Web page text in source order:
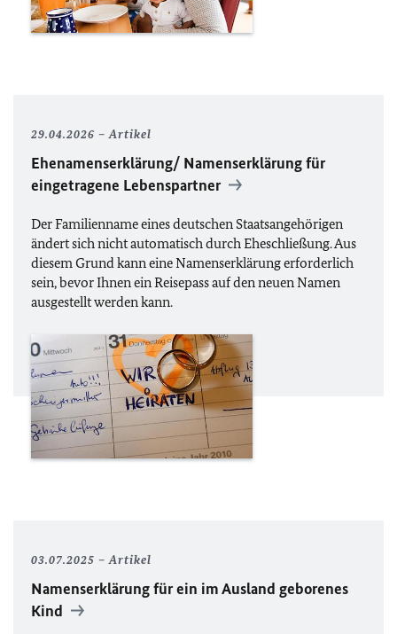
29.04.2026 Artikel
Ehenamenserklärung/ Namenserklärung für
eingetragene Lebenspartner
Der Familienname eines deutschen Staatsangehörigen
ändert sich nicht automatisch durch Eheschließung. Aus
diesem Grund kann eine Namenserklärung erforderlich
sein, bevor Ihnen ein Reisepass auf den neuen Namen
ausgestellt werden kann.
03.07.2025 Artikel
Namenserklärung für ein im Ausland geborenes
Kind